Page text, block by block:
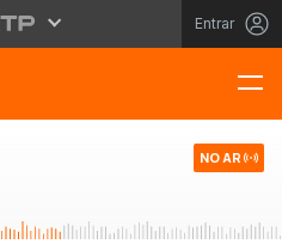
Entrar
NO AR